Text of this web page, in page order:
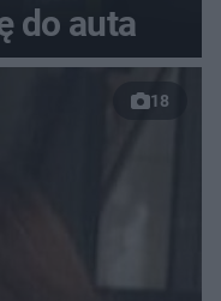
do auta
18